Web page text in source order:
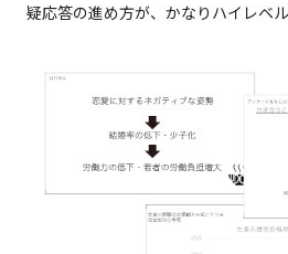
疑応答の進め方が、かなりハイレベル